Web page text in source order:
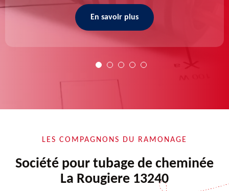
En savoir plus
LES COMPAGNONS DU RAMONAGE
Société pour tubage de cheminée
La Rougiere 13240